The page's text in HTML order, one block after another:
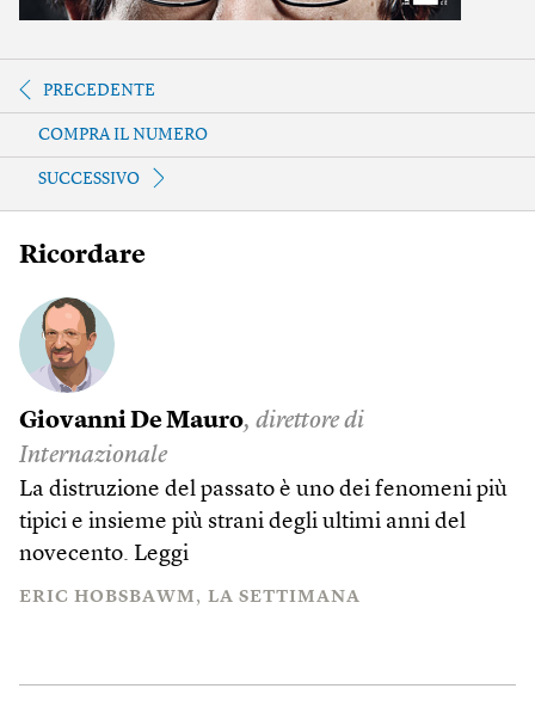
PRECEDENTE
COMPRA IL NUMERO
SUCCESSIVO
Ricordare
Giovanni De Mauro, direttore di
Internazionale
La distruzione del passato è uno dei fenomeni più
tipici e insieme più strani degli ultimi anni del
novecento. Leggi
ERIC HOBSBAWM LA SETTIMANA